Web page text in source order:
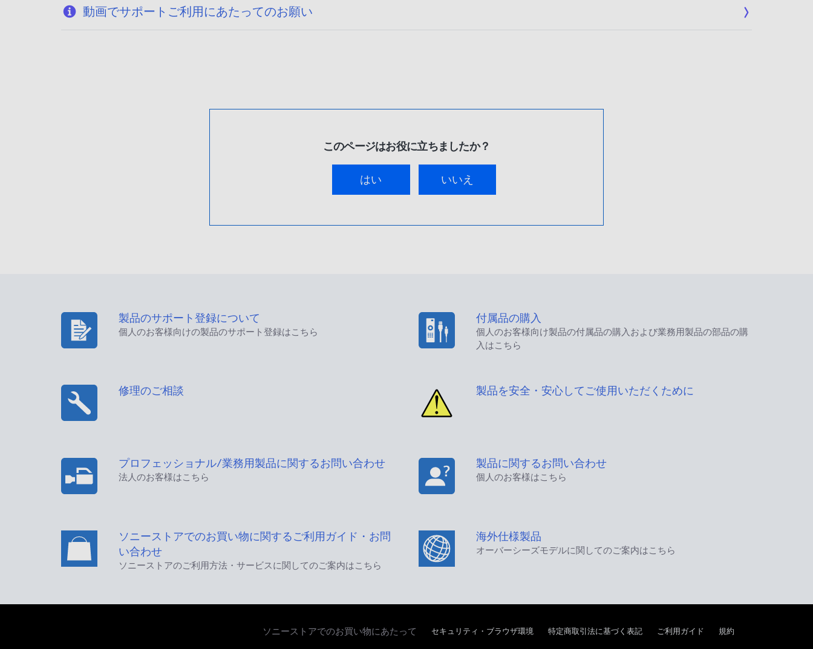
動画でサポートご利用にあたってのお願い
このページはお役に立ちましたか？
はい いいえ
製品のサポート登録について
個人のお客様向けの製品のサポート登録はこちら
付属品の購入
個人のお客様向け製品の付属品の購入および業務用製品の部品の購
入はこちら
修理のご相談 製品を安全・安心してご使用いただくために
プロフェッショナル/業務用製品に関するお問い合わせ
法人のお客様はこちら
製品に関するお問い合わせ
個人のお客様はこちら
ソニーストアでのお買い物に関するご利用ガイド・お問
い合わせ
ソニーストアのご利用方法・サービスに関してのご案内はこちら
海外仕様製品
オーバーシーズモデルに関してのご案内はこちら
ソニーストアでのお買い物にあたって セキュリティ・ブラウザ環境 特定商取引法に基づく表記 ご利用ガイド 規約